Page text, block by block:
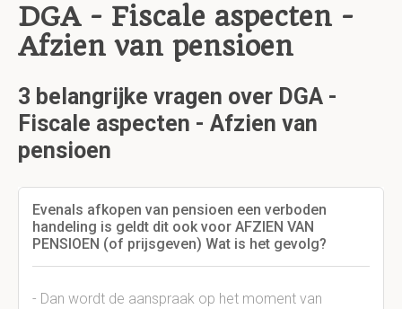
DGA - Fiscale aspecten -
Afzien van pensioen
3 belangrijke vragen over DGA -
Fiscale aspecten - Afzien van
pensioen
Evenals afkopen van pensioen een verboden
handeling is geldt dit ook voor AFZIEN VAN
PENSIOEN (of prijsgeven) Wat is het gevolg?
- Dan wordt de aanspraak op het moment van